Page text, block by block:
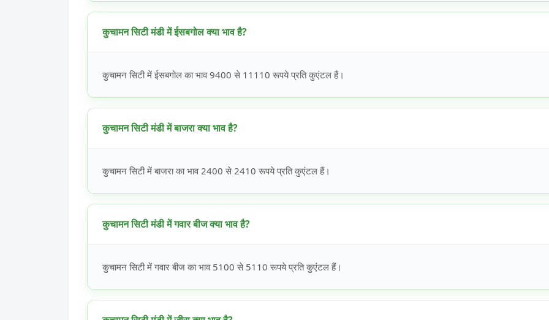
कुचामन सिटी मंडी में ईसबगोल क्या भाव है?
कुचामन सिटी में ईसबगोल का भाव 9400 से 11110 रूपये प्रति कुएंटल हैं।
कुचामन सिटी मंडी में बाजरा क्या भाव है?
कुचामन सिटी में बाजरा का भाव 2400 से 2410 रूपये प्रति कुएंटल हैं।
कुचामन सिटी मंडी में गवार बीज क्या भाव है?
कुचामन सिटी में गवार बीज का भाव 5100 से 5110 रूपये प्रति कुएंटल हैं।